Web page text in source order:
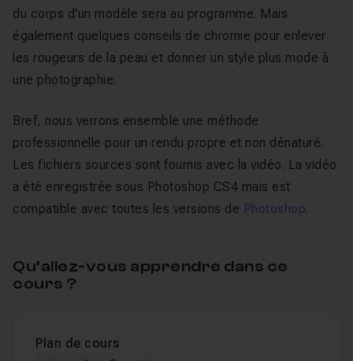
du corps d'un modèle sera au programme. Mais
également quelques conseils de chromie pour enlever
les rougeurs de la peau et donner un style plus mode à
une photographie.
Bref, nous verrons ensemble une méthode
professionnelle pour un rendu propre et non dénaturé.
Les fichiers sources sont fournis avec la vidéo. La vidéo
a été enregistrée sous Photoshop CS4 mais est
compatible avec toutes les versions de Photoshop.
Qu’allez-vous apprendre dans ce
cours ?
Plan de cours